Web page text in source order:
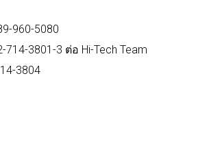
960-5080
714-3801-3 ต่อ Hi-Tech Team
3804